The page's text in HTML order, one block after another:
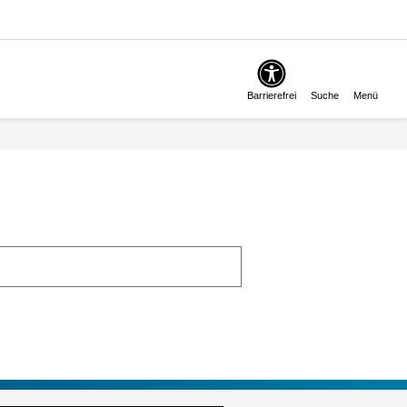
Barrierefrei Suche Menü